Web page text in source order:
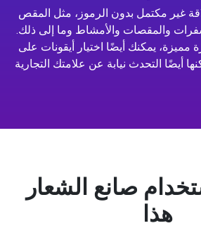
غير مكتمل بدون الرموز، مثل المقص
والمقصات والأمشاط وما إلى ذلك.
مميزة، يمكنك أيضًا اختيار أيقونات على
صانع الشعار
هذا